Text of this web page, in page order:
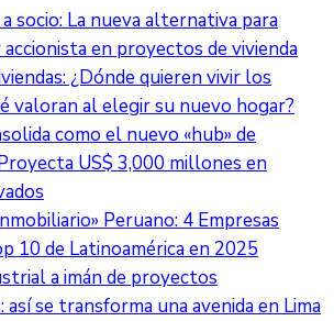
socio: La nueva alternativa para
en proyectos de vivienda
¿Dónde quieren vivir los
valoran al elegir su nuevo hogar?
como el nuevo «hub» de
US$ 3,000 millones en
Peruano: 4 Empresas
10 de Latinoamérica en 2025
a imán de proyectos
así se transforma una avenida en Lima